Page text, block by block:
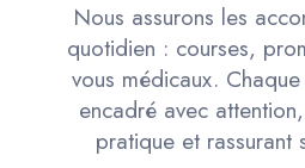
Nous assurons les
quotidien : courses,
vous médicaux.
encadré avec
pratique et rassurant